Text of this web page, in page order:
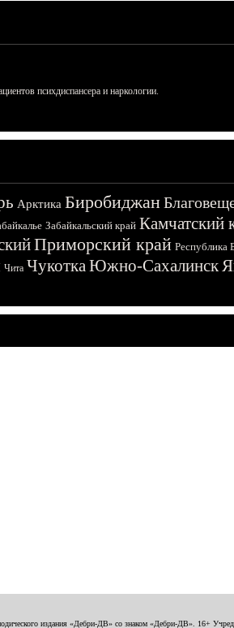
психдиспансера и наркологии.
Арктика Биробиджан
Забайкальский край Камчатский
Приморский край Республика
Чита ЧукоткаЮжно-Сахалинск
издания «Дебри-ДВ» со знаком «Дебри-ДВ». 16+